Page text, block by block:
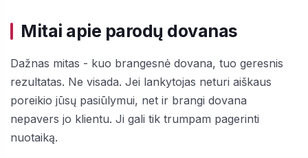
Mitai apie parodų dovanas
Dažnas mitas - kuo brangesnė dovana, tuo geresnis
rezultatas. Ne visada. Jei lankytojas neturi aiškaus
poreikio jūsų pasiūlymui, net ir brangi dovana
nepavers jo klientu. Ji gali tik trumpam pagerinti
nuotaiką.